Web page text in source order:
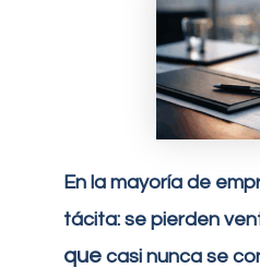
En la mayoría de
tácita: se pierden
que casi nunca se